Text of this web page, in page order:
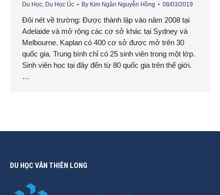
Du Học Du Học Úc By Kim Ngân Nguyễn Hồng 08/03/2019
Đôi nét về trường: Được thành lập vào năm 2008 tại
Adelaide và mở rộng các cơ sở khác tại Sydney và
Melbourne. Kaplan có 400 cơ sở được mở trên 30
quốc gia. Trung bình chỉ có 25 sinh viên trong một lớp.
Sinh viên học tại đây đến từ 80 quốc gia trên thế giới.
…
DU HỌC VÂN THIÊN LONG